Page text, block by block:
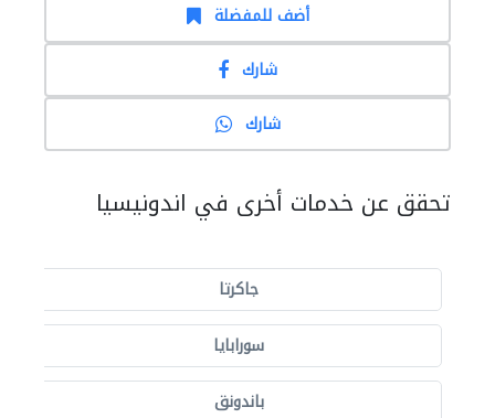
أضف للمفضلة
شارك
شارك
تحقق عن خدمات أخرى في اندونيسيا
جاكرتا
سورابايا
باندونق